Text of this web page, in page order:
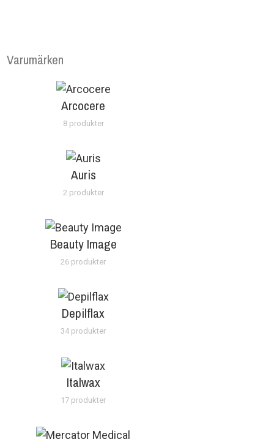
Varumärken
Arcocere
8 produkter
Auris
2 produkter
Beauty Image
26 produkter
Depilflax
34 produkter
Italwax
17 produkter